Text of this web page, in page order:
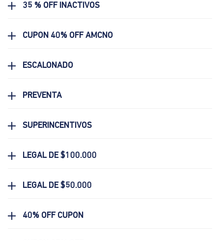
35 % OFF INACTIVOS
CUPON 40% OFF AMCNO
ESCALONADO
PREVENTA
SUPERINCENTIVOS
LEGAL DE $100.000
LEGAL DE $50.000
40% OFF CUPON